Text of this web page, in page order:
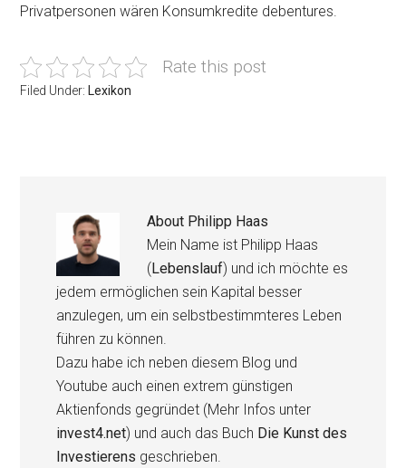
Privatpersonen wären Konsumkredite debentures.
Rate this post
Filed Under: Lexikon
About Philipp Haas
Mein Name ist Philipp Haas
(Lebenslauf) und ich möchte es
jedem ermöglichen sein Kapital besser
anzulegen, um ein selbstbestimmteres Leben
führen zu können.
Dazu habe ich neben diesem Blog und
Youtube auch einen extrem günstigen
Aktienfonds gegründet (Mehr Infos unter
invest4.net) und auch das Buch Die Kunst des
Investierens geschrieben.